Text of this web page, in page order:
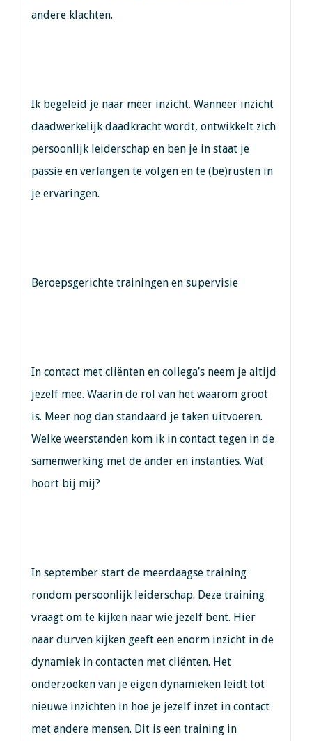
andere klachten.
Ik begeleid je naar meer inzicht. Wanneer inzicht
daadwerkelijk daadkracht wordt, ontwikkelt zich
persoonlijk leiderschap en ben je in staat je
passie en verlangen te volgen en te (be)rusten in
je ervaringen.
Beroepsgerichte trainingen en supervisie
In contact met cliënten en collega’s neem je altijd
jezelf mee. Waarin de rol van het waarom groot
is. Meer nog dan standaard je taken uitvoeren.
Welke weerstanden kom ik in contact tegen in de
samenwerking met de ander en instanties. Wat
hoort bij mij?
In september start de meerdaagse training
rondom persoonlijk leiderschap. Deze training
vraagt om te kijken naar wie jezelf bent. Hier
naar durven kijken geeft een enorm inzicht in de
dynamiek in contacten met cliënten. Het
onderzoeken van je eigen dynamieken leidt tot
nieuwe inzichten in hoe je jezelf inzet in contact
met andere mensen. Dit is een training in